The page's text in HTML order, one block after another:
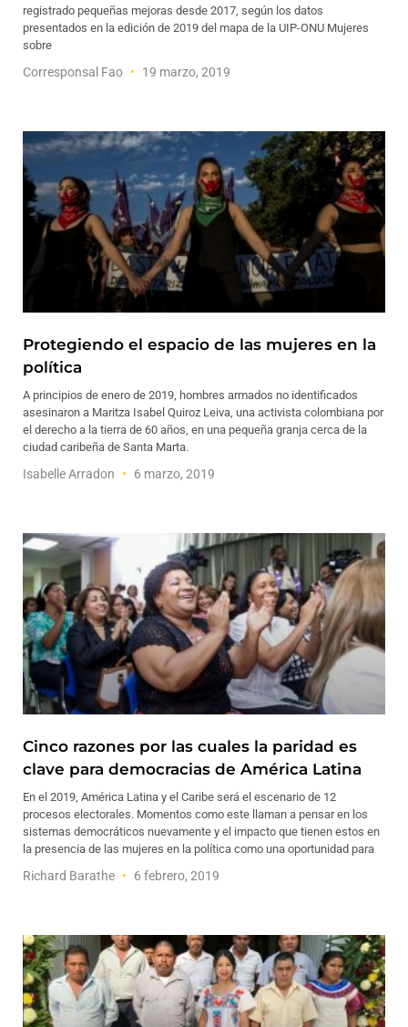
registrado pequeñas mejoras desde 2017, según los datos
presentados en la edición de 2019 del mapa de la UIP-ONU Mujeres
sobre
Corresponsal Fao 19 marzo, 2019
Protegiendo el espacio de las mujeres en la
política
A principios de enero de 2019, hombres armados no identificados
asesinaron a Maritza Isabel Quiroz Leiva, una activista colombiana por
el derecho a la tierra de 60 años, en una pequeña granja cerca de la
ciudad caribeña de Santa Marta.
Isabelle Arradon 6 marzo, 2019
Cinco razones por las cuales la paridad es
clave para democracias de América Latina
En el 2019, América Latina y el Caribe será el escenario de 12
procesos electorales. Momentos como este llaman a pensar en los
sistemas democráticos nuevamente y el impacto que tienen estos en
la presencia de las mujeres en la política como una oportunidad para
Richard Barathe 6 febrero, 2019